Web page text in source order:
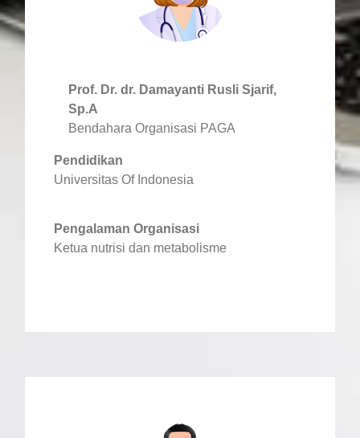
Prof. Dr. dr. Damayanti Rusli Sjarif,
Sp.A
Bendahara Organisasi PAGA
Pendidikan
Universitas Of Indonesia
Pengalaman Organisasi
Ketua nutrisi dan metabolisme